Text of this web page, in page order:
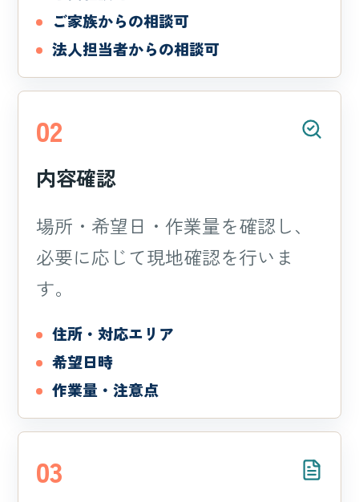
ご家族からの相談可
法人担当者からの相談可
02
内容確認
場所・希望日・作業量を確認し、
必要に応じて現地確認を行いま
す。
住所・対応エリア
希望日時
作業量・注意点
03